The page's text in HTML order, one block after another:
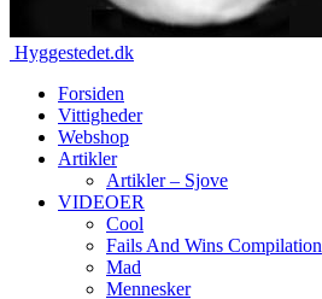
Hyggestedet.dk
Forsiden
Vittigheder
Webshop
Artikler
Artikler – Sjove
VIDEOER
Cool
Fails And Wins Compilation
Mad
Mennesker